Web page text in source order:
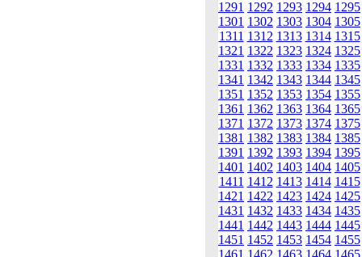
1291 1292 1293 1294 1295
1301 1302 1303 1304 1305
1311 1312 1313 1314 1315
1321 1322 1323 1324 1325
1331 1332 1333 1334 1335
1341 1342 1343 1344 1345
1351 1352 1353 1354 1355
1361 1362 1363 1364 1365
1371 1372 1373 1374 1375
1381 1382 1383 1384 1385
1391 1392 1393 1394 1395
1401 1402 1403 1404 1405
1411 1412 1413 1414 1415
1421 1422 1423 1424 1425
1431 1432 1433 1434 1435
1441 1442 1443 1444 1445
1451 1452 1453 1454 1455
1461 1462 1463 1464 1465